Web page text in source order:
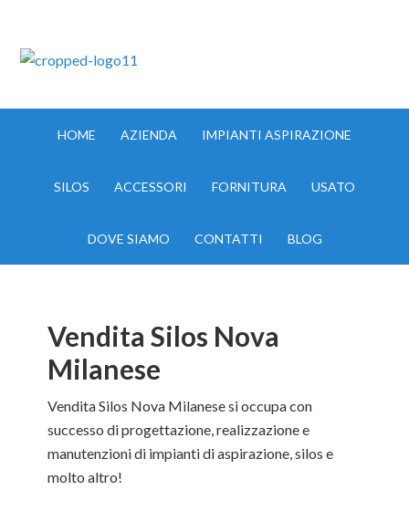
HOME AZIENDA IMPIANTI ASPIRAZIONE
SILOS ACCESSORI FORNITURA USATO
DOVE SIAMO CONTATTI BLOG
Vendita Silos Nova
Milanese
Vendita Silos Nova Milanese si occupa con
successo di progettazione, realizzazione e
manutenzioni di impianti di aspirazione, silos e
molto altro!